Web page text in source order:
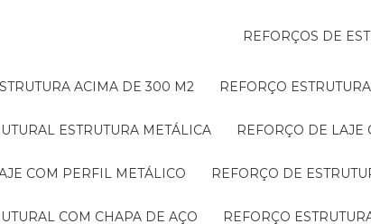
REFORÇOS DE
ACIMA DE 300 M2 REFORÇO
ESTRUTURA METÁLICA REFORÇO DE
COM PERFIL METÁLICO REFORÇO DE
COM CHAPA DE AÇO REFORÇO